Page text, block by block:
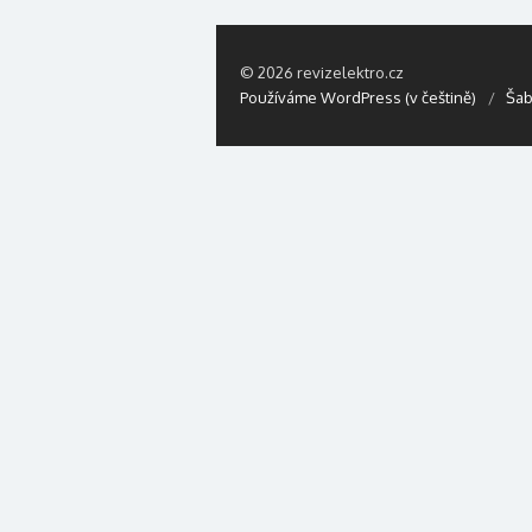
© 2026 revizelektro.cz
Používáme WordPress (v češtině)
/